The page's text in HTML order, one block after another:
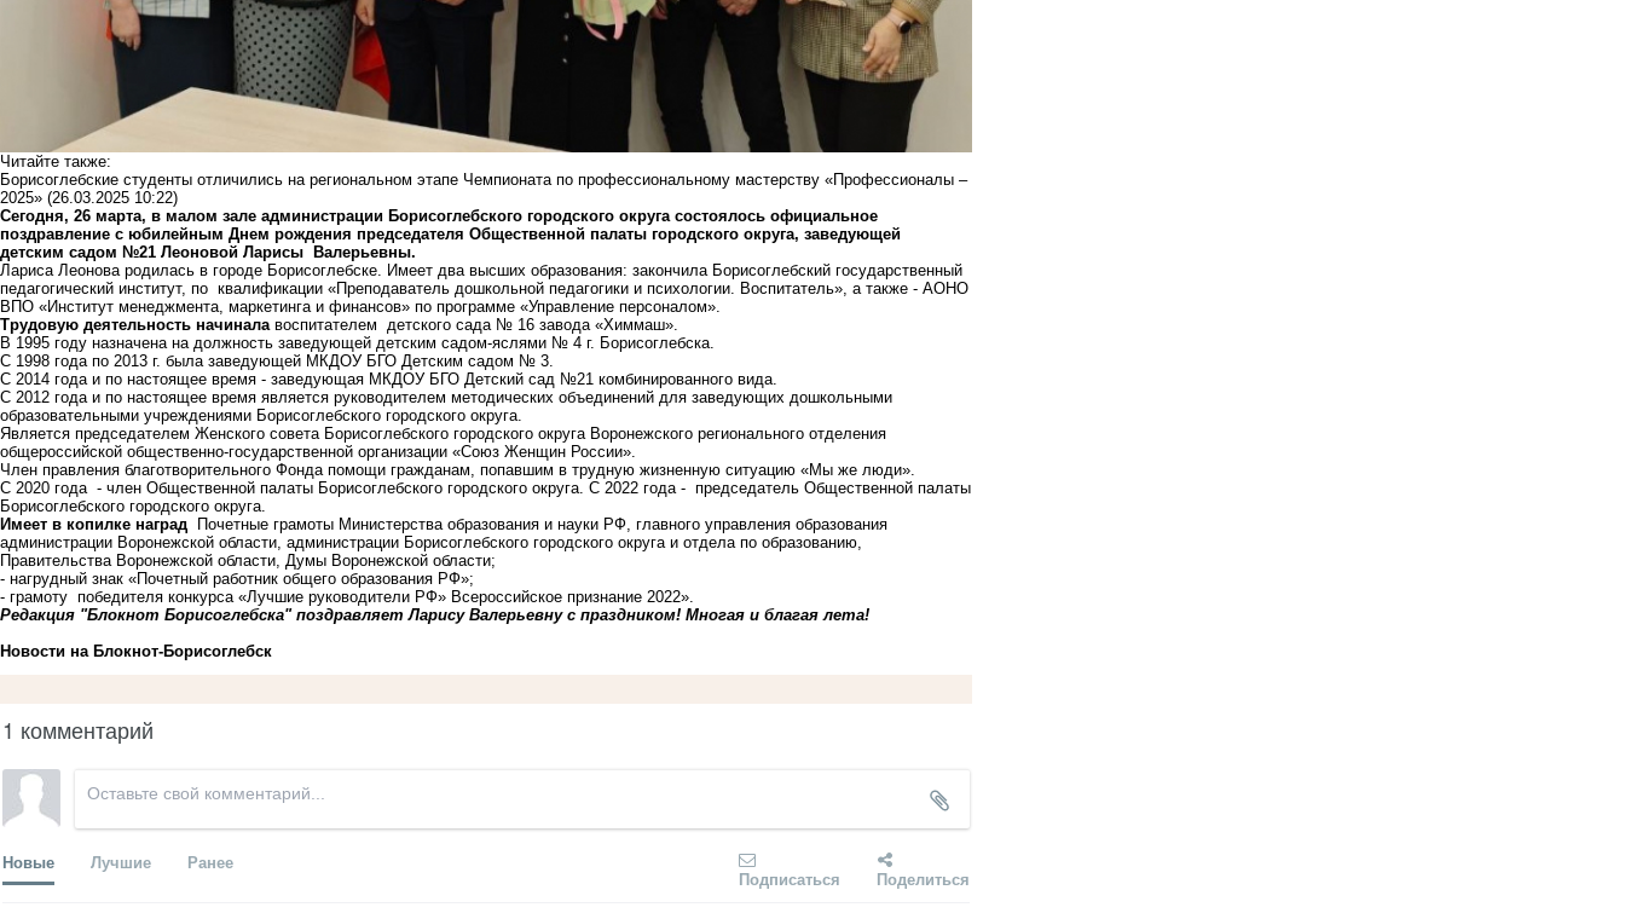
Читайте также:
Борисоглебские студенты отличились на региональном этапе Чемпионата по профессиональному мастерству «Профессионалы –
2025» (26.03.2025 10:22)
Сегодня, 26 марта, в малом зале администрации Борисоглебского городского округа состоялось официальное
поздравление с юбилейным Днем рождения председателя Общественной палаты городского округа, заведующей
детским садом №21 Леоновой Ларисы Валерьевны.
Лариса Леонова родилась в городе Борисоглебске. Имеет два высших образования: закончила Борисоглебский государственный
педагогический институт, по квалификации «Преподаватель дошкольной педагогики и психологии. Воспитатель», а также - АОНО
ВПО «Институт менеджмента, маркетинга и финансов» по программе «Управление персоналом».
Трудовую деятельность начинала воспитателем детского сада № 16 завода «Химмаш».
В 1995 году назначена на должность заведующей детским садом-яслями № 4 г. Борисоглебска.
С 1998 года по 2013 г. была заведующей МКДОУ БГО Детским садом № 3.
С 2014 года и по настоящее время - заведующая МКДОУ БГО Детский сад №21 комбинированного вида.
С 2012 года и по настоящее время является руководителем методических объединений для заведующих дошкольными
образовательными учреждениями Борисоглебского городского округа.
Является председателем Женского совета Борисоглебского городского округа Воронежского регионального отделения
общероссийской общественно-государственной организации «Союз Женщин России».
Член правления благотворительного Фонда помощи гражданам, попавшим в трудную жизненную ситуацию «Мы же люди».
С 2020 года - член Общественной палаты Борисоглебского городского округа. С 2022 года - председатель Общественной палаты
Борисоглебского городского округа.
Имеет в копилке наград
Почетные грамоты Министерства образования и науки РФ, главного управления образования
администрации Воронежской области, администрации Борисоглебского городского округа и отдела по образованию,
Правительства Воронежской области, Думы Воронежской области;
- нагрудный знак «Почетный работник общего образования РФ»;
- грамоту победителя конкурса «Лучшие руководители РФ» Всероссийское признание 2022».
Редакция "Блокнот Борисоглебска" поздравляет Ларису Валерьевну с праздником! Многая и благая лета!
Новости на Блoкнoт-Борисоглебск
1 комментарий
Новые Лучшие Ранее
Подписаться Поделиться